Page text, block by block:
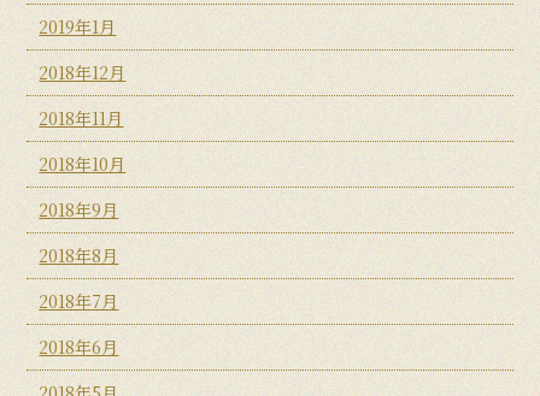
2019年1月
2018年12月
2018年11月
2018年10月
2018年9月
2018年8月
2018年7月
2018年6月